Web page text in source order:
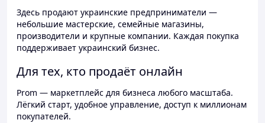
Здесь продают украинские предприниматели —
небольшие мастерские, семейные магазины,
производители и крупные компании. Каждая покупка
поддерживает украинский бизнес.
Для тех, кто продаёт онлайн
Prom — маркетплейс для бизнеса любого масштаба.
Лёгкий старт, удобное управление, доступ к миллионам
покупателей.